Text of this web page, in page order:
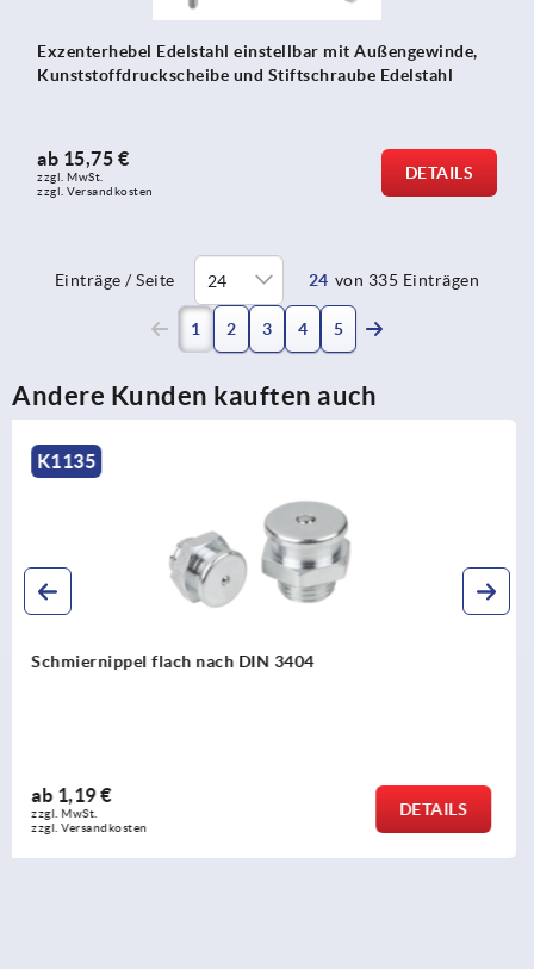
Exzenterhebel Edelstahl einstellbar mit Außengewinde,
Kunststoffdruckscheibe und Stiftschraube Edelstahl
ab 15,75 €
zzgl. MwSt.
zzgl. Versandkosten
DETAILS
Einträge / Seite 24 von 335 Einträgen
1 (current)
2 3 4 5
Andere Kunden kauften auch
K1133
Schmiernippel Schutzkappen für Kegelschmiernippel
ab0,12 €
zzgl. MwSt.
zzgl. Versandkosten
DETAILS